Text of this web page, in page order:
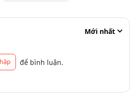
Mới nhất
để bình luận.